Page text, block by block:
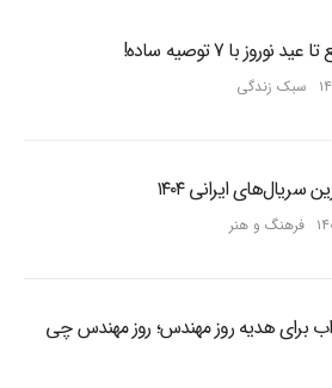
نوروز با 7 توصیه ساده!
سبک زندگی
سریال‌های ایرانی ۱۴۰۴
فرهنگ و هنر
برای هدیه روز مهندس؛ روز مهندس چی